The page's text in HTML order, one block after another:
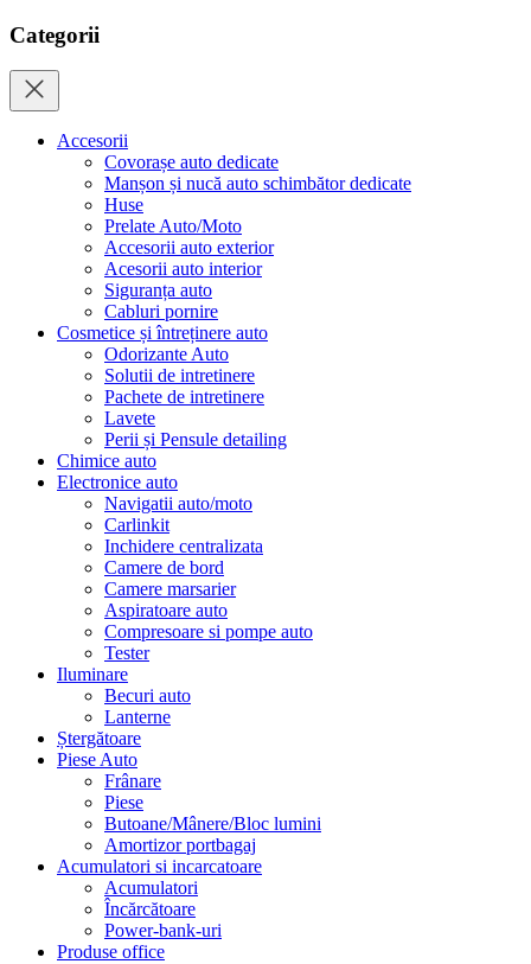
Categorii
Accesorii
Covorașe auto dedicate
Manșon și nucă auto schimbător dedicate
Huse
Prelate Auto/Moto
Accesorii auto exterior
Acesorii auto interior
Siguranța auto
Cabluri pornire
Cosmetice și întreținere auto
Odorizante Auto
Solutii de intretinere
Pachete de intretinere
Lavete
Perii și Pensule detailing
Chimice auto
Electronice auto
Navigatii auto/moto
Carlinkit
Inchidere centralizata
Camere de bord
Camere marsarier
Aspiratoare auto
Compresoare si pompe auto
Tester
Iluminare
Becuri auto
Lanterne
Ștergătoare
Piese Auto
Frânare
Piese
Butoane/Mânere/Bloc lumini
Amortizor portbagaj
Acumulatori si incarcatoare
Acumulatori
Încărcătoare
Power-bank-uri
Produse office